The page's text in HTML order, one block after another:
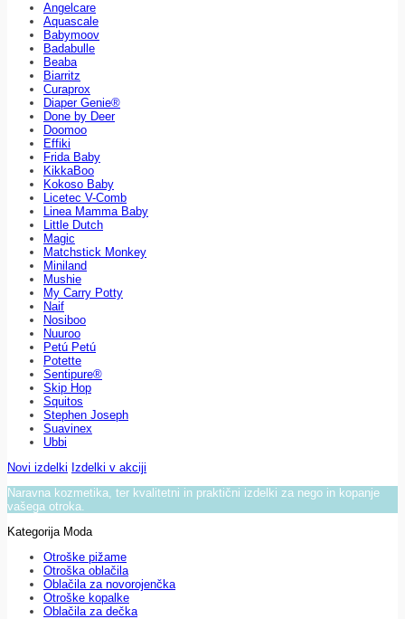
Angelcare
Aquascale
Babymoov
Badabulle
Beaba
Biarritz
Curaprox
Diaper Genie®
Done by Deer
Doomoo
Effiki
Frida Baby
KikkaBoo
Kokoso Baby
Licetec V-Comb
Linea Mamma Baby
Little Dutch
Magic
Matchstick Monkey
Miniland
Mushie
My Carry Potty
Naif
Nosiboo
Nuuroo
Petú Petú
Potette
Sentipure®
Skip Hop
Squitos
Stephen Joseph
Suavinex
Ubbi
Novi izdelki Izdelki v akciji
Naravna kozmetika, ter kvalitetni in praktični izdelki za nego in kopanje
vašega otroka.
Kategorija Moda
Otroške pižame
Otroška oblačila
Oblačila za novorojenčka
Otroške kopalke
Oblačila za dečka